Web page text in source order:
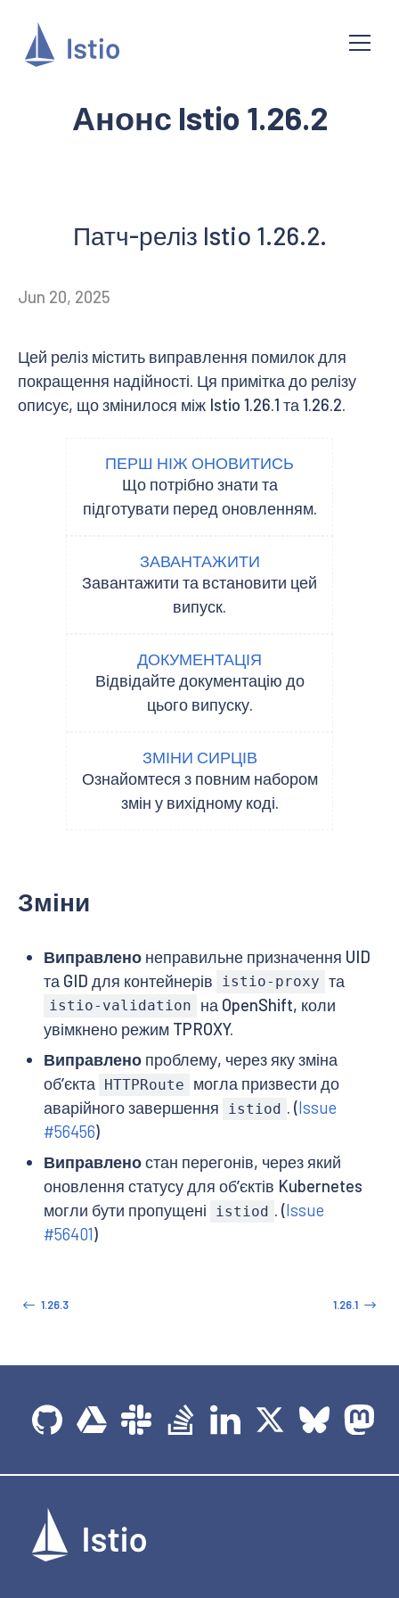
Анонс Istio 1.26.2
Патч-реліз Istio 1.26.2.
Jun 20, 2025
Цей реліз містить виправлення помилок для
покращення надійності. Ця примітка до релізу
описує, що змінилося між Istio 1.26.1 та 1.26.2.
ПЕРШ НІЖ ОНОВИТИСЬ
Що потрібно знати та
підготувати перед оновленням.
ЗАВАНТАЖИТИ
Завантажити та встановити цей
випуск.
ДОКУМЕНТАЦІЯ
Відвідайте документацію до
цього випуску.
ЗМІНИ СИРЦІВ
Ознайомтеся з повним набором
змін у вихідному коді.
Зміни
Виправленонеправильне призначення UID
та GID для контейнерів
istio-proxy та
istio-validation
на OpenShift, коли
увімкнено режим TPROXY.
Виправленопроблему, через яку зміна
обʼєкта
HTTPRoute
могла призвести до
аварійного завершення
istiod . (Issue
#56456)
Виправленостан перегонів, через який
оновлення статусу для обʼєктів Kubernetes
могли бути пропущені
istiod . (Issue
#56401)
1.26.3 1.26.1